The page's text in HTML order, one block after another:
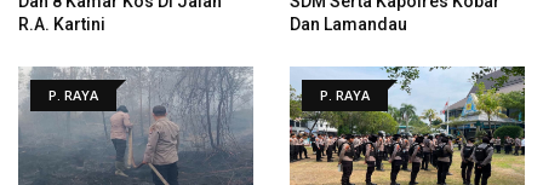
R.A. Kartini
Dan Lamandau
P. RAYA P. RAYA